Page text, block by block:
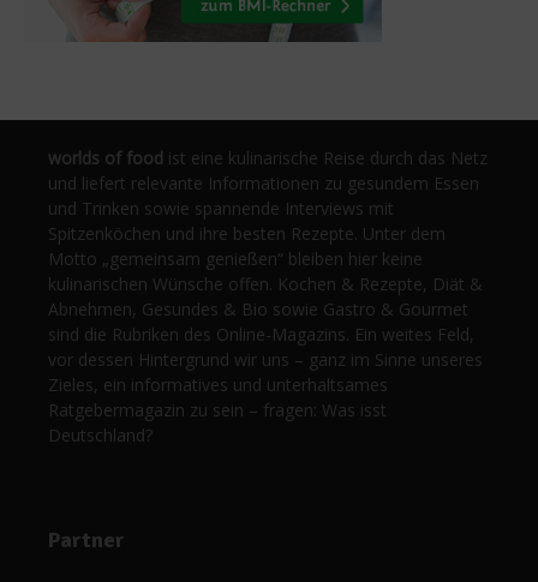
worlds of food ist eine kulinarische Reise durch das Netz
und liefert relevante Informationen zu gesundem Essen
und Trinken sowie spannende Interviews mit
Spitzenköchen und ihre besten Rezepte. Unter dem
Motto „gemeinsam genießen“ bleiben hier keine
kulinarischen Wünsche offen. Kochen & Rezepte, Diät &
Abnehmen, Gesundes & Bio sowie Gastro & Gourmet
sind die Rubriken des Online-Magazins. Ein weites Feld,
vor dessen Hintergrund wir uns – ganz im Sinne unseres
Zieles, ein informatives und unterhaltsames
Ratgebermagazin zu sein – fragen: Was isst
Deutschland?
Partner